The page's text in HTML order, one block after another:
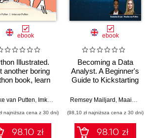
,Rob Percival
ebook
Illustrated.
another boring
book, learn
way
van Putten Imke van Putten
najniższa cena z 30 dni)
98.10 zł
ebook
Becoming a Data
Analyst. A Beginner's
Guide to Kickstarting
Career
Remsey Mailjard Maaike van Putten
(98,10 zł najniższa cena z 30 dni)
98.10 zł